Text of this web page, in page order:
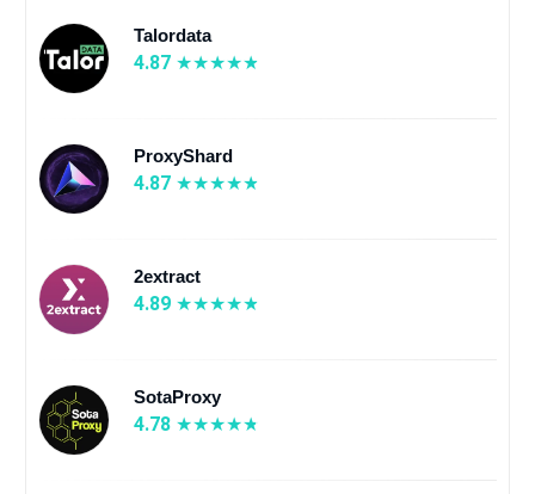
Talordata
4.87
ProxyShard
4.87
2extract
4.89
SotaProxy
4.78